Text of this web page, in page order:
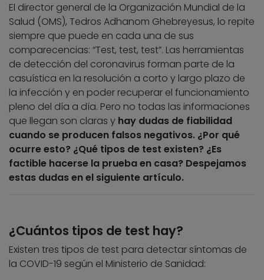
El director general de la Organización Mundial de la
Salud (OMS), Tedros Adhanom Ghebreyesus, lo repite
siempre que puede en cada una de sus
comparecencias: “Test, test, test”. Las herramientas
de detección del coronavirus forman parte de la
casuística en la resolución a corto y largo plazo de
la infección y en poder recuperar el funcionamiento
pleno del día a día. Pero no todas las informaciones
que llegan son claras y hay dudas de fiabilidad
cuando se producen falsos negativos. ¿Por qué
ocurre esto? ¿Qué tipos de test existen? ¿Es
factible hacerse la prueba en casa? Despejamos
estas dudas en el siguiente artículo.
¿Cuántos tipos de test hay?
Existen tres tipos de test para detectar síntomas de
la COVID-19 según el Ministerio de Sanidad: